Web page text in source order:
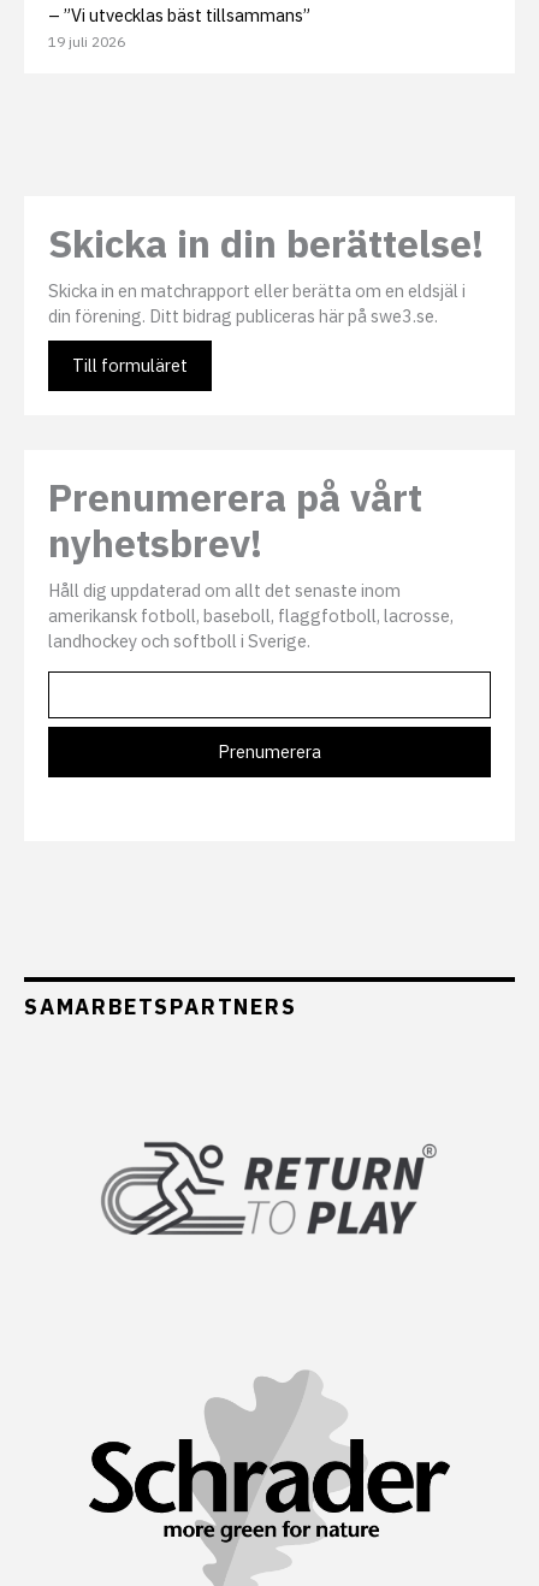
– ”Vi utvecklas bäst tillsammans”
19 juli 2026
Skicka in din berättelse!
Skicka in en matchrapport eller berätta om en eldsjäl i
din förening. Ditt bidrag publiceras här på swe3.se.
Till formuläret
Prenumerera på vårt
nyhetsbrev!
Håll dig uppdaterad om allt det senaste inom
amerikansk fotboll, baseboll, flaggfotboll, lacrosse,
landhockey och softboll i Sverige.
SAMARBETSPARTNERS